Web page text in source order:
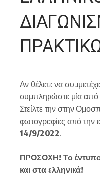
Αν θέλετε να
συμπληρώστε μία από
Στείλτε την στην
φωτογραφίες από την
14/9/2022.
ΠΡΟΣΟΧΗ! Το
και στα ελληνικά!